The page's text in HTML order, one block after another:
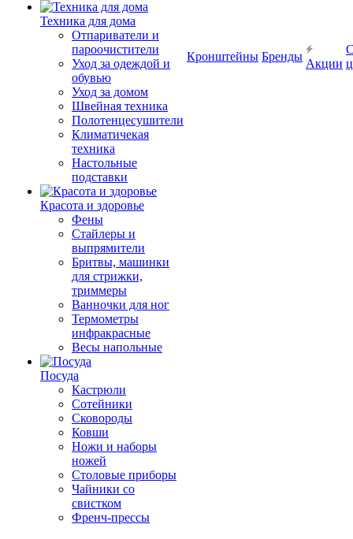
Техника для дома
Отпариватели и
пароочистители
Уход за одеждой и
обувью
Уход за домом
Швейная техника
Полотенцесушители
Климатичекая
техника
Настольные
подставки
Красота и здоровье
Фены
Стайлеры и
выпрямители
Бритвы, машинки
для стрижки,
триммеры
Ванночки для ног
Термометры
инфракрасные
Весы напольные
Посуда
Кастрюли
Сотейники
Сковороды
Ковши
Ножи и наборы
ножей
Столовые приборы
Чайники со
свистком
Френч-прессы
Кронштейны Бренды
Акции